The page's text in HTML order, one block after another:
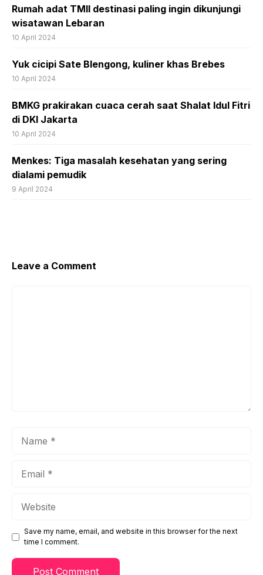
Rumah adat TMII destinasi paling ingin dikunjungi
wisatawan Lebaran
10 April 2024
Yuk cicipi Sate Blengong, kuliner khas Brebes
10 April 2024
BMKG prakirakan cuaca cerah saat Shalat Idul Fitri
di DKI Jakarta
10 April 2024
Menkes: Tiga masalah kesehatan yang sering
dialami pemudik
9 April 2024
Leave a Comment
Save my name, email, and website in this browser for the next
time I comment.